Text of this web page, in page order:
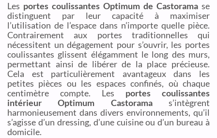
Les portes coulissantes Optimum de Castorama se
distinguent par leur capacité à maximiser
l’utilisation de l’espace dans n’importe quelle pièce.
Contrairement aux portes traditionnelles qui
nécessitent un dégagement pour s’ouvrir, les portes
coulissantes glissent élégamment le long des murs,
permettant ainsi de libérer de la place précieuse.
Cela est particulièrement avantageux dans les
petites pièces ou les espaces confinés, où chaque
centimètre compte. Les portes coulissantes
intérieur Optimum Castoramas’intègrent
harmonieusement dans divers environnements, qu’il
s’agisse d’un dressing, d’une cuisine ou d’un bureau à
domicile.